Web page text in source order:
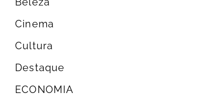
Cinema
Cultura
Destaque
ECONOMIA